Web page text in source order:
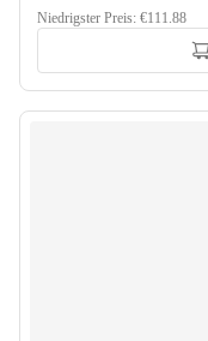
Niedrigster Preis: €111.88